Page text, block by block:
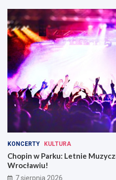
a
w
i
u
KONCERTY KULTURA
Chopin w Parku: Letnie
Wrocławiu!
7 sierpnia 2026